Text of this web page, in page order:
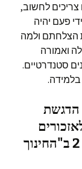
צריכים לחשוב,
פעם יהיה
הצלחתם ולמה
ואמורה
סטנדרטיים.
בלמידה.
הדגשת
למחקרים הרלוונטים, קראו את פרק 2 ב"החינוך